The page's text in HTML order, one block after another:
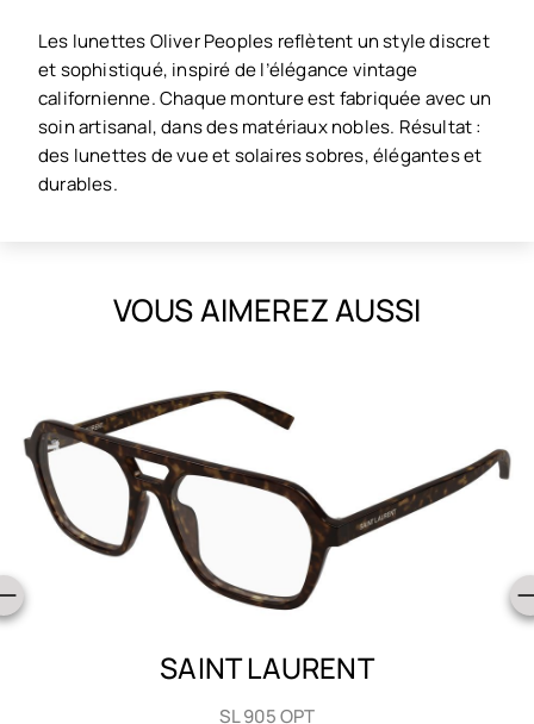
Les lunettes Oliver Peoples reflètent un style discret
et sophistiqué, inspiré de l’élégance vintage
californienne. Chaque monture est fabriquée avec un
soin artisanal, dans des matériaux nobles. Résultat :
des lunettes de vue et solaires sobres, élégantes et
durables.
VOUS AIMEREZ AUSSI
BAILA